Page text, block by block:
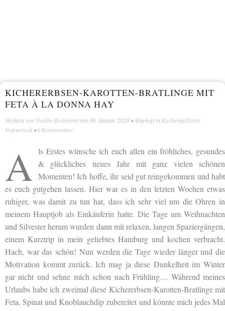
KICHERERBSEN-KAROTTEN-BRATLINGE MIT
FETA À LA DONNA HAY
Verfasst von Nadine Beckmann am 06. Januar 2020 • Abgelegt in Küchengeflüster,
Vegetarisch •0 Kommentare
A ls Erstes wünsche ich euch allen ein fröhliches, gesundes
& glückliches neues Jahr mit ganz vielen schönen
Momenten! Ich hoffe, ihr seid gut reingekommen und habt
es euch gutgehen lassen. Hier war es in den letzten Wochen etwas
ruhiger, was damit zu tun hat, dass ich sehr viel um die Ohren in
meinem Hauptjob als Einkäuferin hatte. Die Tage um Weihnachten
und Silvester herum wurden dann mit relaxen, langen Spaziergängen,
einem Kurztrip in mein geliebtes Hamburg und kochen verbracht.
Hach, war das schön! Nun werden die Tage wieder länger und die
Motivation kommt zurück. Ich mag ja diese Dunkelheit im Winter
gar nicht und sehne mich schon nach Frühling… Während meines
Urlaubs habe ich zweimal diese Kichererbsen-Karotten-Bratlinge mit
Feta, Spinat und Knoblauchdip zubereitet und könnte mich jedes Mal